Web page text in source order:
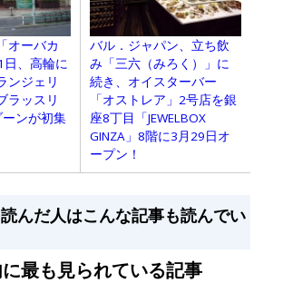
オーバカ
、高輪に
ンジェリ
ラッスリ
ンが初集
バル．ジャパン、立ち飲
み「三六（みろく）」に
続き、オイスターバー
「オストレア」2号店を銀
座8丁目「JEWELBOX
GINZA」8階に3月29日オ
ープン！
んだ人はこんな記事も読んでい
最も見られている記事